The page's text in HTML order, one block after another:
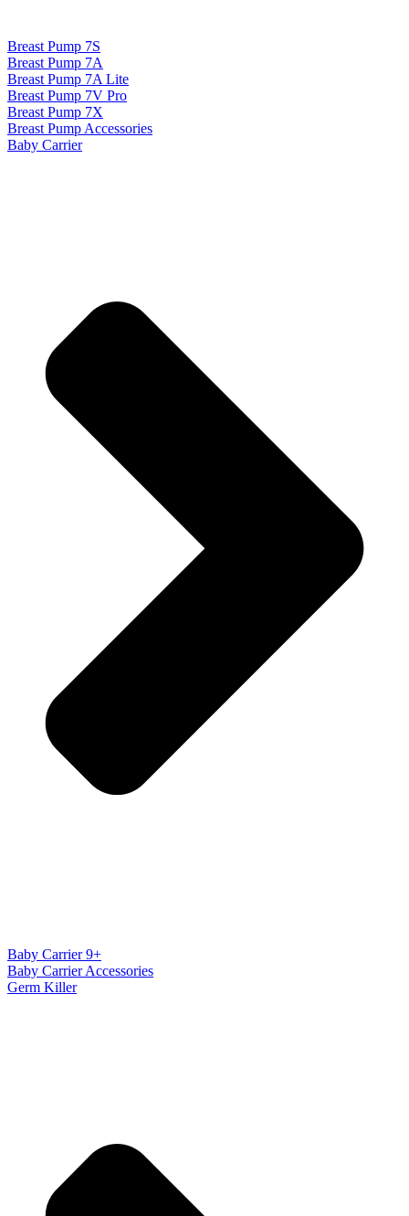
Breast Pump 7S
Breast Pump 7A
Breast Pump 7A Lite
Breast Pump 7V Pro
Breast Pump 7X
Breast Pump Accessories
Baby Carrier
Baby Carrier 9+
Baby Carrier Accessories
Germ Killer